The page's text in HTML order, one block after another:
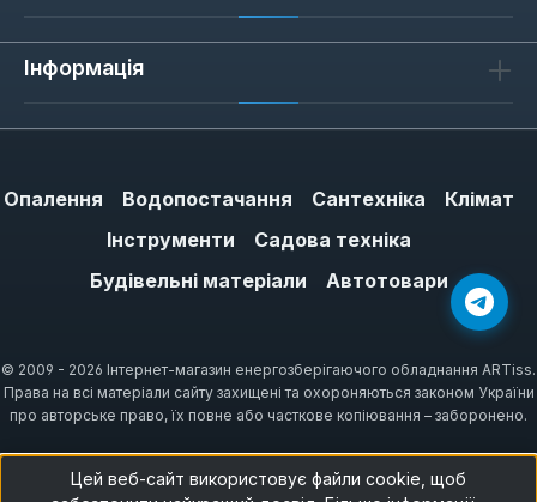
Інформація
Опалення Водопостачання Сантехніка
Клімат
Інструменти
Садова техніка
Будівельні матеріали
Автотовари
© 2009 - 2026 Інтернет-магазин енергозберігаючого обладнання ARTiss.
Права на всі матеріали сайту захищені та охороняються законом України
про авторське право, їх повне або часткове копіювання – заборонено.
Цей веб-сайт використовує файли cookie, щоб